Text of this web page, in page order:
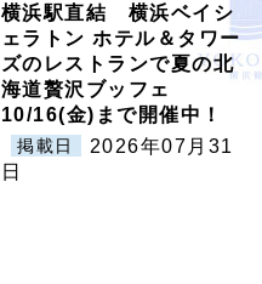
横浜駅直結 横浜ベイシ
ェラトン ホテル＆タワー
ズのレストランで夏の北
海道贅沢ブッフェ
10/16(金)まで開催中！
掲載日
2026年07月31
日